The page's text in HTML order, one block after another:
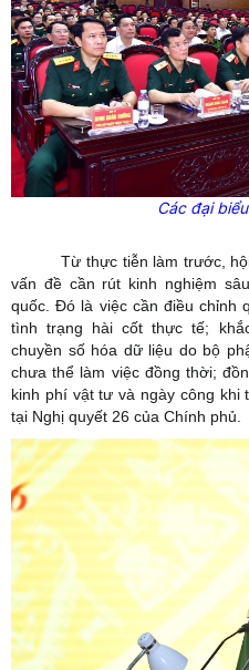
Các đại
Từ thực tiễn làm trước, hội
vấn đề cần rút kinh nghiệm
quốc. Đó là việc cần điều chỉnh
tình trạng hài cốt thực tế;
chuyền số hóa dữ liệu do bộ
chưa thể làm việc đồng thời;
kinh phí vật tư và ngày công
tại Nghị quyết 26 của Chính phủ.